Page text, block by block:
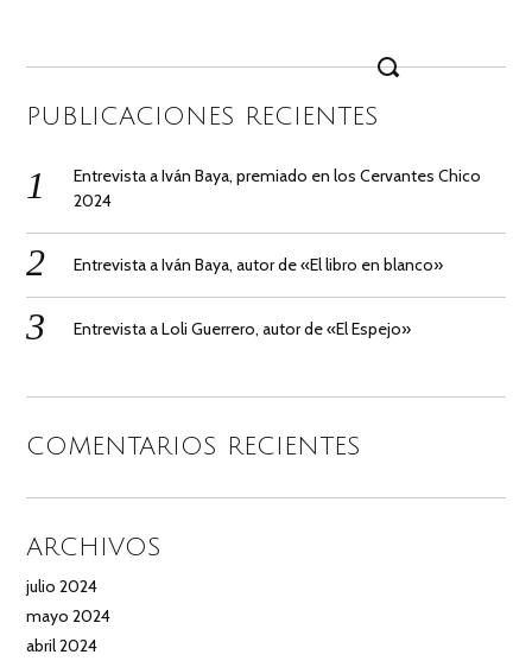
for:
PUBLICACIONES RECIENTES
Entrevista a Iván Baya, premiado en los Cervantes Chico
2024
Entrevista a Iván Baya, autor de «El libro en blanco»
Entrevista a Loli Guerrero, autor de «El Espejo»
COMENTARIOS RECIENTES
ARCHIVOS
julio 2024
mayo 2024
abril 2024